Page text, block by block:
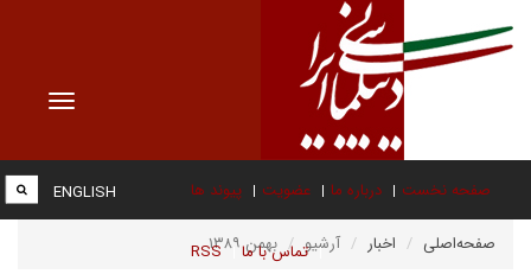
Toggle
صفحه نخست درباره ما عضویت پیوند ها
تماس با ما RSS
ENGLISH
صفحه‌اصلی اخبار آرشیو بهمن ۱۳۸۹